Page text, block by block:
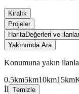
Kiralık
Projeler
HaritaDeğerleri ve
Yakınımda Ara
Konumuna yakın
0.5km5km10km15km
İl Temizle